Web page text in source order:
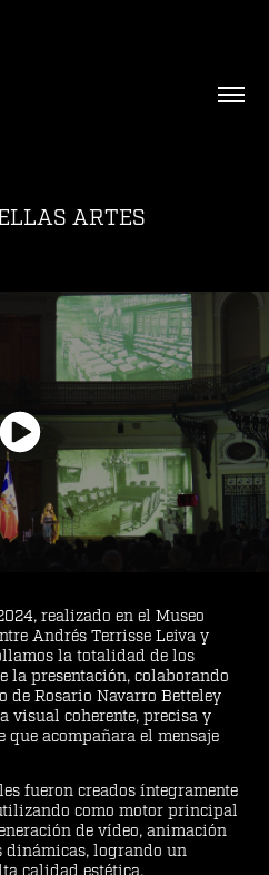
ARTES
realizado en el Museo
Andrés Terrisse Leiva y
la totalidad de los
la presentación, colaborando
de Rosario Navarro Betteley
visual coherente, precisa y
que acompañara el mensaje
fueron creados íntegramente
como motor principal
de vídeo, animación
dinámicas, logrando un
calidad estética.